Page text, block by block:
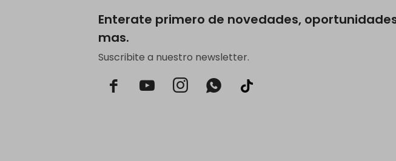
Enterate primero de novedades,
mas.
Suscribite a nuestro newsletter.
  